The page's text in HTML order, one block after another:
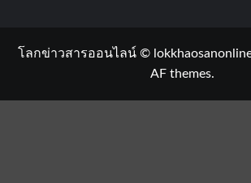
โลกข่าวสารออนไลน์ ©
AF themes.